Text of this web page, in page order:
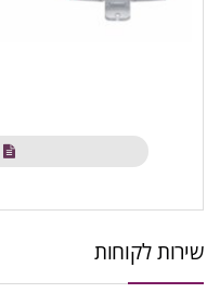
שירות לקוחות